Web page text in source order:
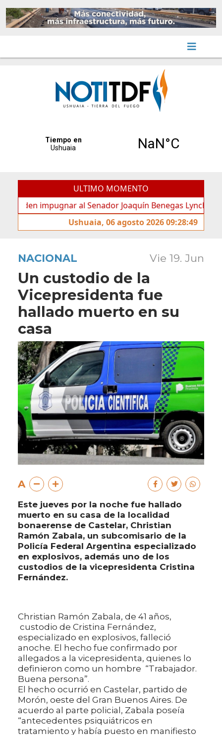
ULTIMO MOMENTO
impugnar al Senador Joaquín Benegas Lynch por
Ushuaia, 06 agosto 2026 09:28:49
NACIONAL Vie 19. Jun
Un custodio de la
Vicepresidenta fue
hallado muerto en su
casa
A
Este jueves por la noche fue hallado
muerto en su casa de la localidad
bonaerense de Castelar, Christian
Ramón Zabala, un subcomisario de la
Policía Federal Argentina especializado
en explosivos, además uno de los
custodios de la vicepresidenta Cristina
Fernández.
Christian Ramón Zabala, de 41 años,
custodio de Cristina Fernández,
especializado en explosivos, falleció
anoche. El hecho fue confirmado por
allegados a la vicepresidenta, quienes lo
definieron como un hombre “Trabajador.
Buena persona”.
El hecho ocurrió en Castelar, partido de
Morón, oeste del Gran Buenos Aires. De
acuerdo al parte policial, Zabala poseía
“antecedentes psiquiátricos en
tratamiento y había puesto en manifiesto